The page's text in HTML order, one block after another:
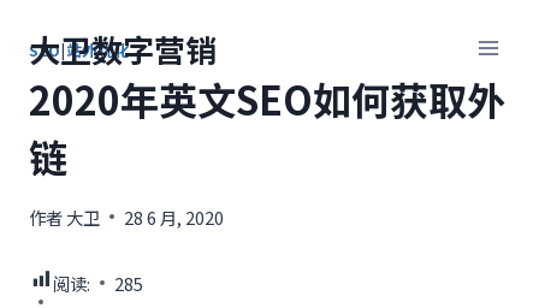
大卫数字营销
SEO|站外优化
2020年英文SEO如何获取外
链
作者大卫 28 6 月, 2020
阅读: 285